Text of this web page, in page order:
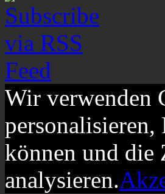
Wir verwenden
können und die
analysieren.